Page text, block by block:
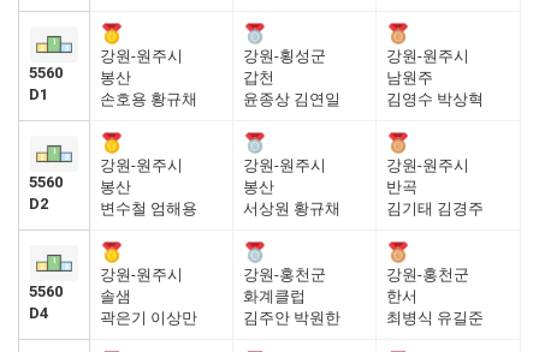
5560
D1
강원-원주시
봉산
손호용 황규채
강원-횡성군
갑천
윤종상 김연일
강원-원주시
남원주
김영수 박상혁
5560
D2
강원-원주시
봉산
변수철 엄해용
강원-원주시
봉산
서상원 황규채
강원-원주시
반곡
김기태 김경주
5560
D4
강원-원주시
솔샘
곽은기 이상만
강원-홍천군
화계클럽
김주안 박원한
강원-홍천군
한서
최병식 유길준